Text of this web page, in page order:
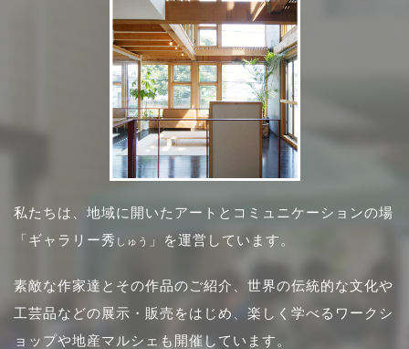
私たちは、地域に開いたアートとコミュニケーションの場
「ギャラリー秀 しゅう 」を運営しています。
素敵な作家達とその作品のご紹介、世界の伝統的な文化や
工芸品などの展示・販売をはじめ、楽しく学べるワークシ
ョップや地産マルシェも開催しています。